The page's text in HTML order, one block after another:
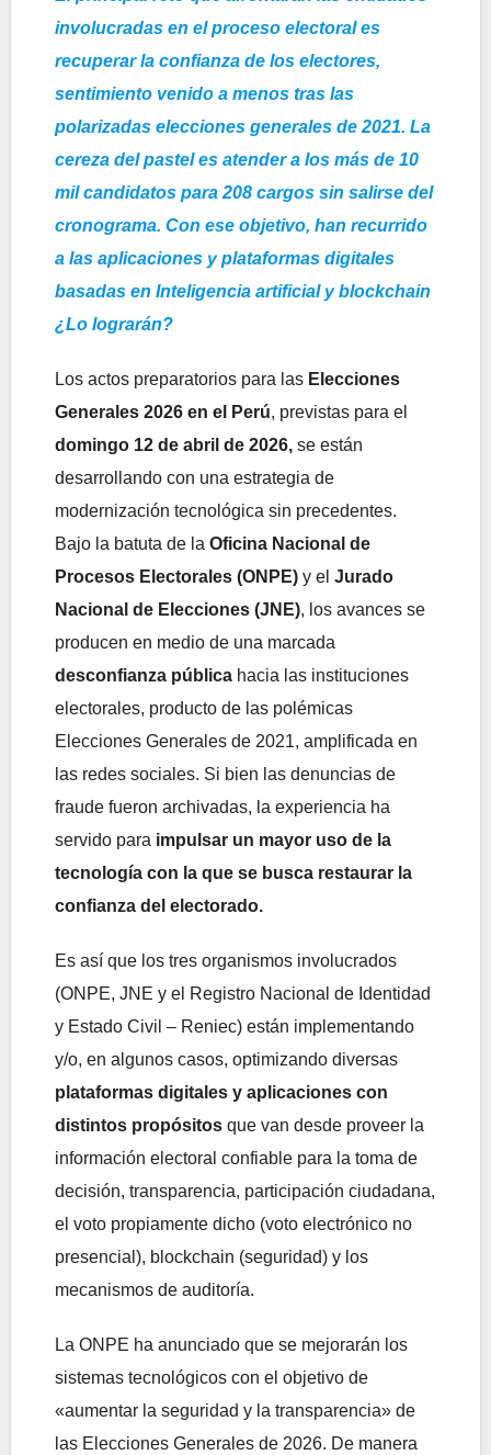
involucradas en el proceso electoral es
recuperar la confianza de los electores,
sentimiento venido a menos tras las
polarizadas elecciones generales de 2021. La
cereza del pastel es atender a los más de 10
mil candidatos para 208 cargos sin salirse del
cronograma. Con ese objetivo, han recurrido
a las aplicaciones y plataformas digitales
basadas en Inteligencia artificial y blockchain
¿Lo lograrán?
Los actos preparatorios para las Elecciones
Generales 2026 en el Perú, previstas para el
domingo 12 de abril de 2026, se están
desarrollando con una estrategia de
modernización tecnológica sin precedentes.
Bajo la batuta de la Oficina Nacional de
Procesos Electorales (ONPE) y el Jurado
Nacional de Elecciones (JNE), los avances se
producen en medio de una marcada
desconfianza pública hacia las instituciones
electorales, producto de las polémicas
Elecciones Generales de 2021, amplificada en
las redes sociales. Si bien las denuncias de
fraude fueron archivadas, la experiencia ha
servido para impulsar un mayor uso de la
tecnología con la que se busca restaurar la
confianza del electorado.
Es así que los tres organismos involucrados
(ONPE, JNE y el Registro Nacional de Identidad
y Estado Civil – Reniec) están implementando
y/o, en algunos casos, optimizando diversas
plataformas digitales y aplicaciones con
distintos propósitos que van desde proveer la
información electoral confiable para la toma de
decisión, transparencia, participación ciudadana,
el voto propiamente dicho (voto electrónico no
presencial), blockchain (seguridad) y los
mecanismos de auditoría.
La ONPE ha anunciado que se mejorarán los
sistemas tecnológicos con el objetivo de
«aumentar la seguridad y la transparencia» de
las Elecciones Generales de 2026. De manera